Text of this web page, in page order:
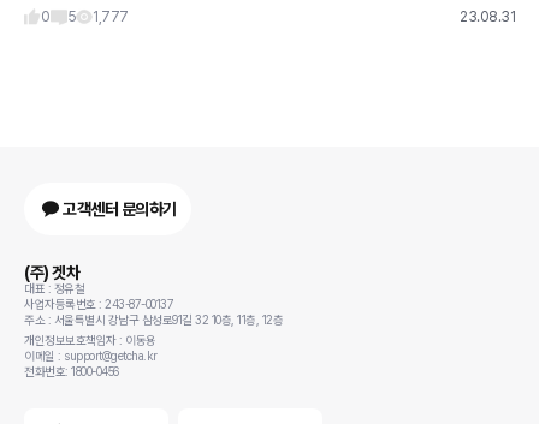
0
5 1,777 23.08.31
고객센터 문의하기
(주) 겟차
대표 : 정유철
사업자등록번호 : 243-87-00137
주소 : 서울특별시 강남구 삼성로91길 32 10층, 11층, 12층
개인정보보호책임자 : 이동용
이메일 : support@getcha.kr
전화번호: 1800-0456